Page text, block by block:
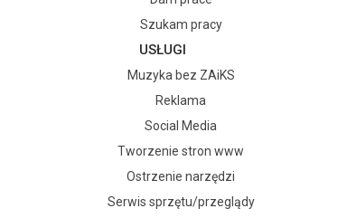
Szukam pracy
USŁUGI
Muzyka bez ZAiKS
Reklama
Social Media
Tworzenie stron www
Ostrzenie narzędzi
Serwis sprzętu/przeglądy